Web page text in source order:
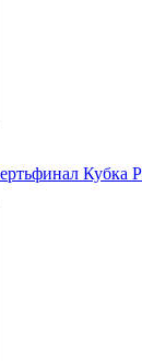
Кубка